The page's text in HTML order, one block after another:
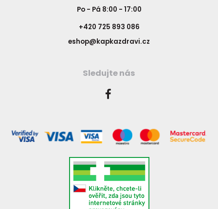
Po - Pá 8:00 - 17:00
+420 725 893 086
eshop@kapkazdravi.cz
Sledujte nás